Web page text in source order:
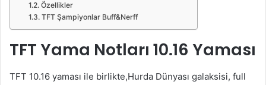
Özellikler
TFT Şampiyonlar Buff&Nerff
TFT Yama Notları 10.16 Yaması
TFT 10.16 yaması ile birlikte,Hurda Dünyası galaksisi, full